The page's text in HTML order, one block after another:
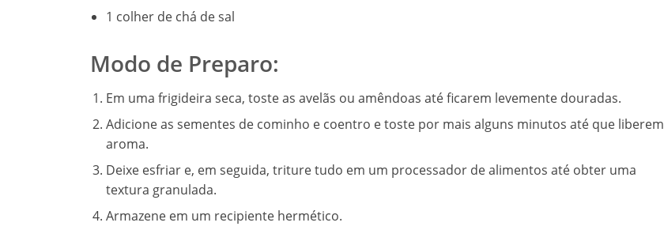
1 colher de chá de sal
Modo de Preparo:
Em uma frigideira seca, toste as avelãs ou amêndoas até ficarem levemente douradas.
Adicione as sementes de cominho e coentro e toste por mais alguns minutos até que liberem
aroma.
Deixe esfriar e, em seguida, triture tudo em um processador de alimentos até obter uma
textura granulada.
Armazene em um recipiente hermético.